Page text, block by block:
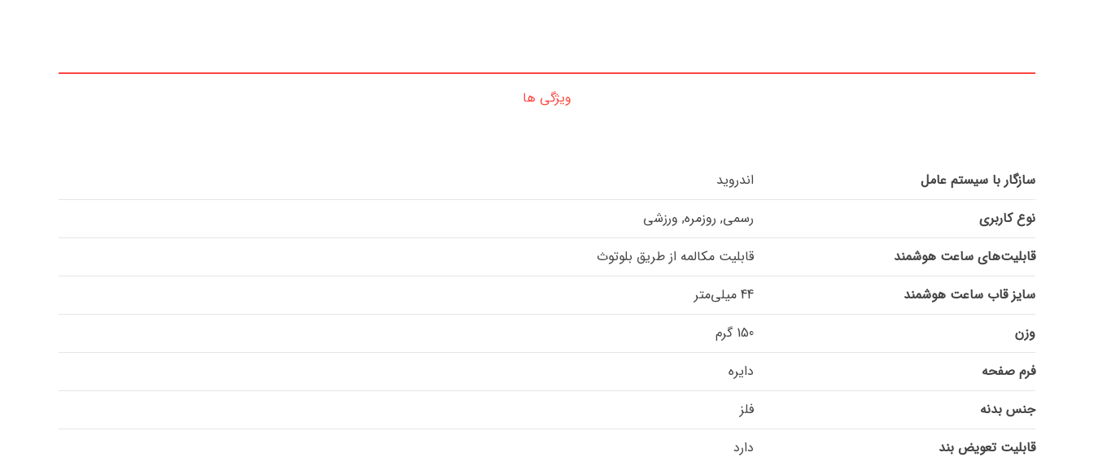
ویژگی ها
سازگار با سیستم عامل
اندروید
نوع کاربری
رسمی, روزمره, ورزشی
قابلیت‌های ساعت هوشمند
قابلیت مکالمه از طریق بلوتوث
سایز قاب ساعت هوشمند
44 میلی‌متر
وزن
150 گرم
فرم صفحه
دایره
جنس بدنه
فلز
قابلیت تعویض بند
دارد